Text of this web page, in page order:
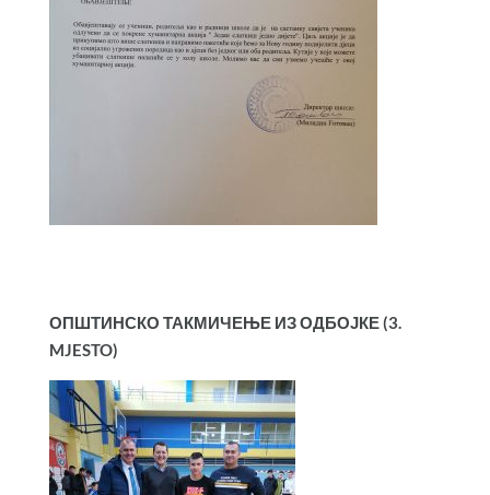
ОПШТИНСКО ТАКМИЧЕЊЕ ИЗ ОДБОЈКЕ (3.
MJESTO)